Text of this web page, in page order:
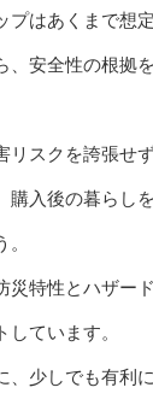
プはあくまで想
、安全性の根拠
リスクを誇張せ
購入後の暮らし
災特性とハザー
ています。
、少しでも有利